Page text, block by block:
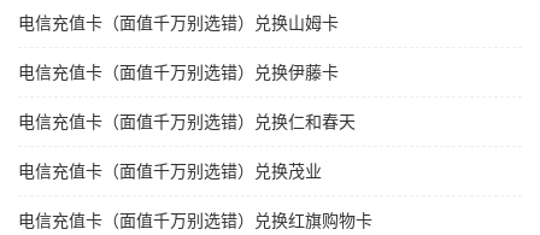
电信充值卡（面值千万别选错）兑换山姆卡
电信充值卡（面值千万别选错）兑换伊藤卡
电信充值卡（面值千万别选错）兑换仁和春天
电信充值卡（面值千万别选错）兑换茂业
电信充值卡（面值千万别选错）兑换红旗购物卡